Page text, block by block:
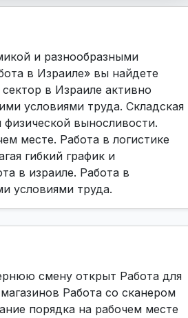
и разнообразными
в Израиле» вы найдете
в Израиле активно
условиями труда. Складская
физической выносливости.
месте. Работа в логистике
гибкий график и
в израиле. Работа в
условиями труда.
смену открыт Работа для
Работа со сканером
порядка на рабочем месте